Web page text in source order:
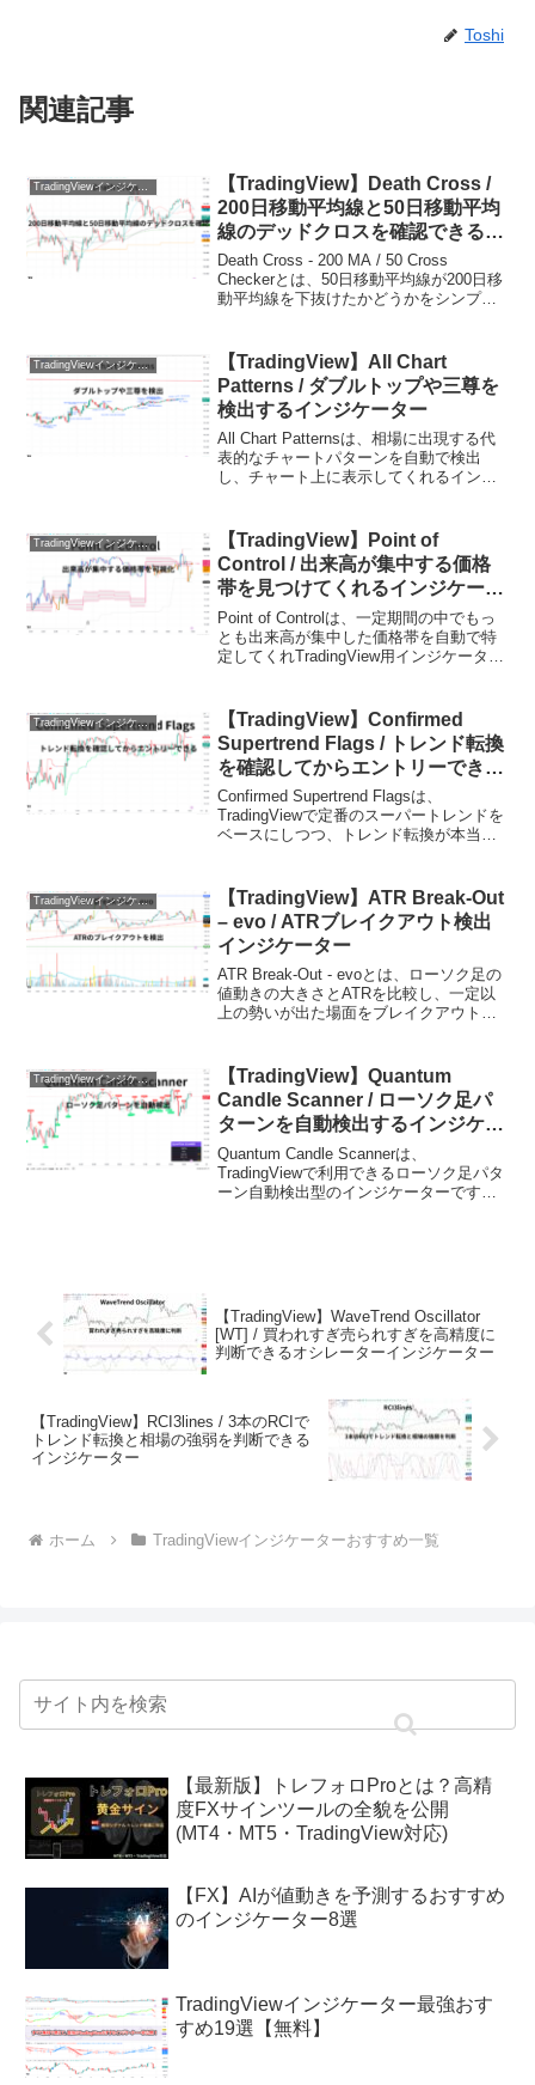
Toshi
関連記事
TradingViewインジケーターおすすめ一覧
【TradingView】Death Cross /
200日移動平均線と50日移動平均
線のデッドクロスを確認できるイ
ンジケーター
Death Cross - 200 MA / 50 Cross
Checkerとは、50日移動平均線が200日移
動平均線を下抜けたかどうかをシンプル
レーダー向けに作られ...
TradingViewインジケーターおすすめ一覧
【TradingView】All Chart
Patterns / ダブルトップや三尊を
検出するインジケーター
All Chart Patternsは、相場に出現する代
表的なチャートパターンを自動で検出
し、チャート上に表示してくれるインジ
ウェッジなどの継続パターンまで幅広く
対応し...
TradingViewインジケーターおすすめ一覧
【TradingView】Point of
Control / 出来高が集中する価格
帯を見つけてくれるインジケータ
ー
Point of Controlは、一定期間の中でもっ
とも出来高が集中した価格帯を自動で特
定してくれTradingView用インジケーター
多くが取引を行った「...
TradingViewインジケーターおすすめ一覧
【TradingView】Confirmed
Supertrend Flags / トレンド転換
を確認してからエントリーできる
インジケーター
Confirmed Supertrend Flagsは、
TradingViewで定番のスーパートレンドを
ベースにしつつ、トレンド転換が本当に
便利な反面、相場が荒れている...
TradingViewインジケーターおすすめ一覧
【TradingView】ATR Break-Out
– evo / ATRブレイクアウト検出
インジケーター
ATR Break-Out - evoとは、ローソク足の
値動きの大きさとATRを比較し、一定以
上の勢いが出た場面をブレイクアウトと
ので、普段の値動きに対し...
TradingViewインジケーターおすすめ一覧
【TradingView】Quantum
Candle Scanner / ローソク足パ
ターンを自動検出するインジケー
ター
Quantum Candle Scannerは、
TradingViewで利用できるローソク足パタ
ーン自動検出型のインジケーターです。
【TradingView】WaveTrend Oscillator
[WT] / 買われすぎ売られすぎを高精度に
判断できるオシレーターインジケーター
【TradingView】RCI3lines / 3本のRCIで
トレンド転換と相場の強弱を判断できる
インジケーター
ホーム TradingViewインジケーターおすすめ一覧
【最新版】トレフォロProとは？高精
度FXサインツールの全貌を公開
(MT4・MT5・TradingView対応)
【FX】AIが値動きを予測するおすすめ
のインジケーター8選
TradingViewインジケーター最強おす
すめ19選【無料】